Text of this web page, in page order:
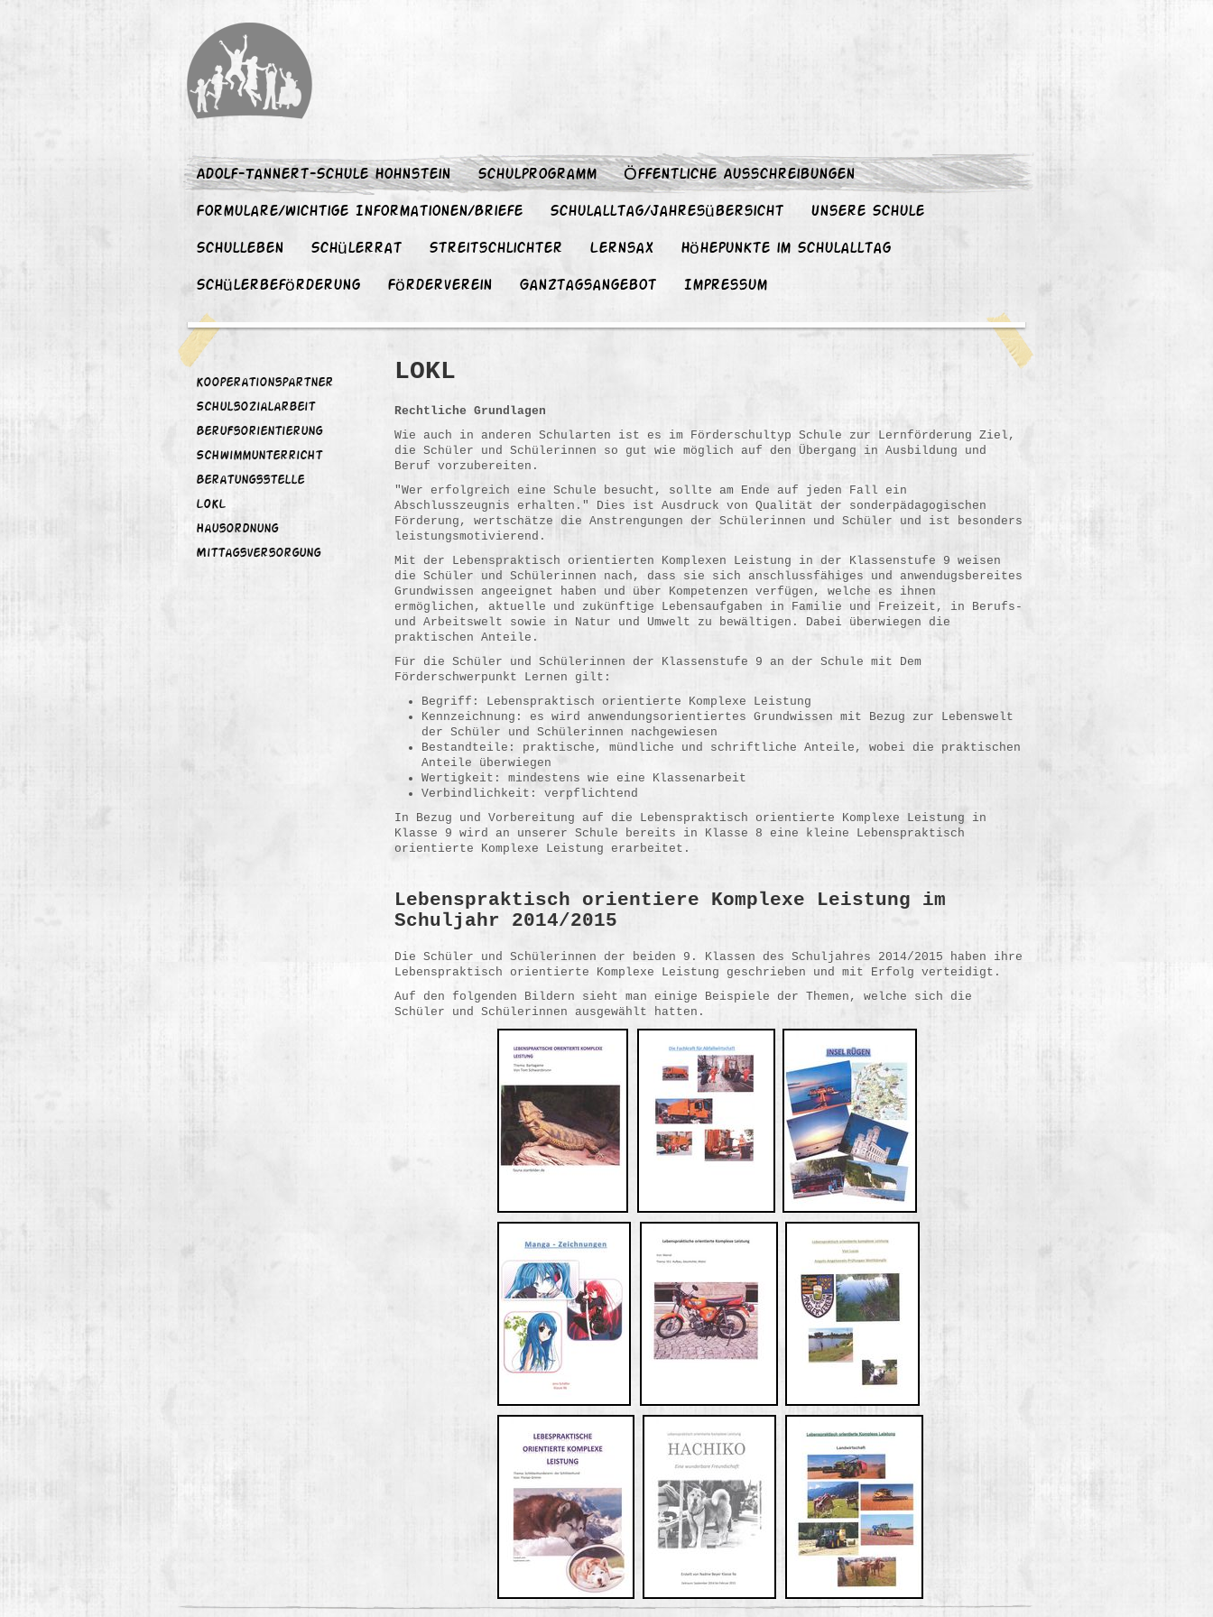
Adolf-Tannert-Schule Hohnstein Schulprogramm Öffentliche Ausschreibungen
Formulare/wichtige Informationen/Briefe Schulalltag/Jahresübersicht Unsere Schule
Schulleben Schülerrat Streitschlichter Lernsax Höhepunkte im Schulalltag
Schülerbeförderung Förderverein Ganztagsangebot Impressum
Kooperationspartner
Schulsozialarbeit
Berufsorientierung
Schwimmunterricht
Beratungsstelle
LOKL
Hausordnung
Mittagsversorgung
LOKL
Rechtliche Grundlagen
Wie auch in anderen Schularten ist es im Förderschultyp Schule zur Lernförderung Ziel,
die Schüler und Schülerinnen so gut wie möglich auf den Übergang in Ausbildung und
Beruf vorzubereiten.
"Wer erfolgreich eine Schule besucht, sollte am Ende auf jeden Fall ein
Abschlusszeugnis erhalten." Dies ist Ausdruck von Qualität der sonderpädagogischen
Förderung, wertschätze die Anstrengungen der Schülerinnen und Schüler und ist besonders
leistungsmotivierend.
Mit der Lebenspraktisch orientierten Komplexen Leistung in der Klassenstufe 9 weisen
die Schüler und Schülerinnen nach, dass sie sich anschlussfähiges und anwendugsbereites
Grundwissen angeeignet haben und über Kompetenzen verfügen, welche es ihnen
ermöglichen, aktuelle und zukünftige Lebensaufgaben in Familie und Freizeit, in Berufs-
und Arbeitswelt sowie in Natur und Umwelt zu bewältigen. Dabei überwiegen die
praktischen Anteile.
Für die Schüler und Schülerinnen der Klassenstufe 9 an der Schule mit Dem
Förderschwerpunkt Lernen gilt:
Begriff: Lebenspraktisch orientierte Komplexe Leistung
Kennzeichnung: es wird anwendungsorientiertes Grundwissen mit Bezug zur Lebenswelt
der Schüler und Schülerinnen nachgewiesen
Bestandteile: praktische, mündliche und schriftliche Anteile, wobei die praktischen
Anteile überwiegen
Wertigkeit: mindestens wie eine Klassenarbeit
Verbindlichkeit: verpflichtend
In Bezug und Vorbereitung auf die Lebenspraktisch orientierte Komplexe Leistung in
Klasse 9 wird an unserer Schule bereits in Klasse 8 eine kleine Lebenspraktisch
orientierte Komplexe Leistung erarbeitet.
Lebenspraktisch orientiere Komplexe Leistung im
Schuljahr 2014/2015
Die Schüler und Schülerinnen der beiden 9. Klassen des Schuljahres 2014/2015 haben ihre
Lebenspraktisch orientierte Komplexe Leistung geschrieben und mit Erfolg verteidigt.
Auf den folgenden Bildern sieht man einige Beispiele der Themen, welche sich die
Schüler und Schülerinnen ausgewählt hatten.